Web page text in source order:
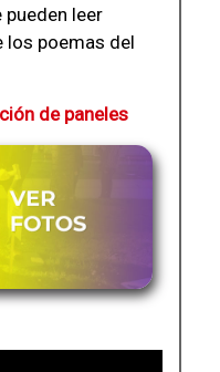
pueden leer
poemas del
de paneles